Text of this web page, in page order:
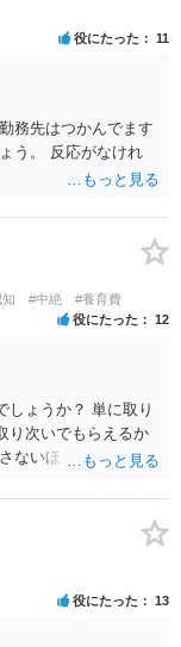
合った上で、法律
と思います。役にたった 11
務先はつかんでます
う。 反応がなけれ
#中絶 #養育費
役にたった 12
しょうか？ 単に取り
り次いでもらえるか
ないほうがよいと思
も検討されてくださ
いと思います。
役にたった 13